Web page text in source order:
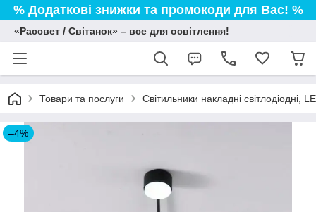
% Додаткові знижки та промокоди для Вас! %
«Рассвет / Світанок» – все для освітлення!
Товари та послуги Світильники накладні світлодіодні,
–4%